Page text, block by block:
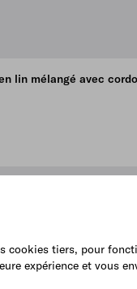
cookies tiers, pour
expérience et vous
lin mélangé avec